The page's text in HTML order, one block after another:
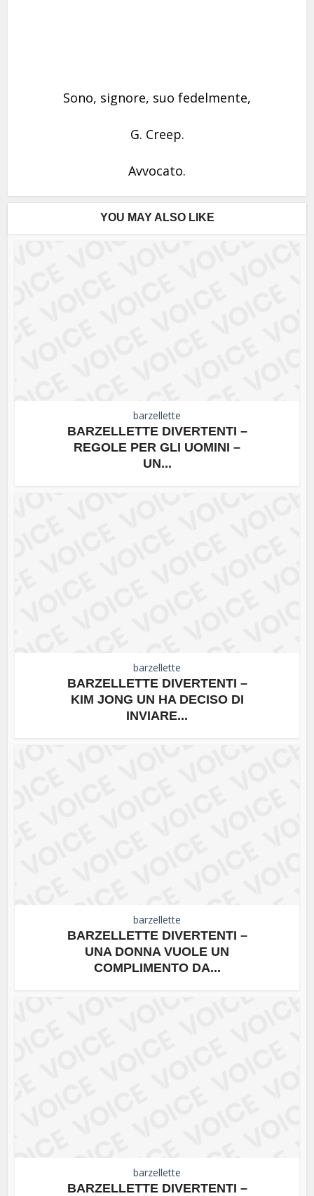
Sono, signore, suo fedelmente,
G. Creep.
Avvocato.
YOU MAY ALSO LIKE
barzellette
BARZELLETTE DIVERTENTI –
REGOLE PER GLI UOMINI –
UN...
barzellette
BARZELLETTE DIVERTENTI –
KIM JONG UN HA DECISO DI
INVIARE...
barzellette
BARZELLETTE DIVERTENTI –
UNA DONNA VUOLE UN
COMPLIMENTO DA...
barzellette
BARZELLETTE DIVERTENTI –